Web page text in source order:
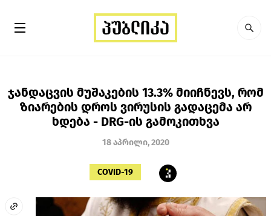
ჯანდაცვის მუშაკების 13.3% მიიჩნევს, რომ
ზიარების დროს ვირუსის გადაცემა არ
ხდება - DRG-ის გამოკითხვა
18 აპრილი, 2020
COVID-19